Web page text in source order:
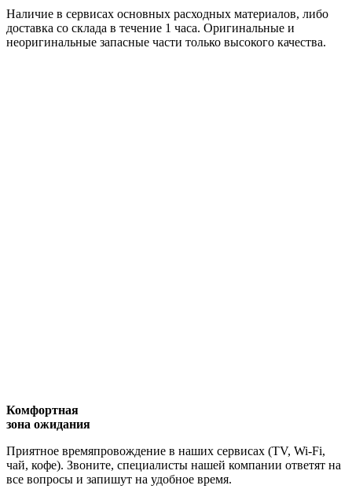
Наличие в сервисах основных расходных материалов, либо
доставка со склада в течение 1 часа. Оригинальные и
неоригинальные запасные части только высокого качества.
Комфортная
зона ожидания
Приятное времяпровождение в наших сервисах (TV, Wi-Fi,
чай, кофе). Звоните, специалисты нашей компании ответят на
все вопросы и запишут на удобное время.